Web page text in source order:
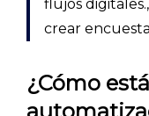
flujos
crear
¿Cómo